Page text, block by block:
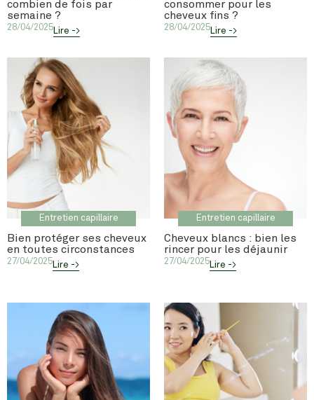
combien de fois par
semaine ?
28/04/2025Lire ->
consommer pour les
cheveux fins ?
28/04/2025Lire ->
Entretien capillaire
Bien protéger ses cheveux
en toutes circonstances
27/04/2025Lire ->
Entretien capillaire
Cheveux blancs : bien les
rincer pour les déjaunir
27/04/2025Lire ->